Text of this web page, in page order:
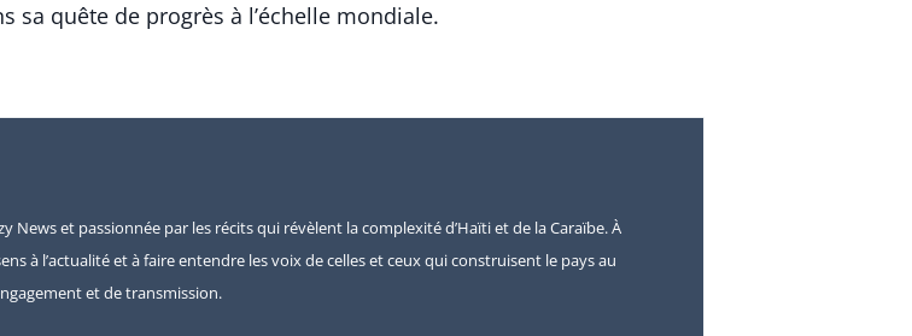
quête de progrès à l’échelle mondiale.
News et passionnée par les récits qui révèlent la complexité d’Haïti et de la Caraïbe. À
à l’actualité et à faire entendre les voix de celles et ceux qui construisent le pays au
et de transmission.